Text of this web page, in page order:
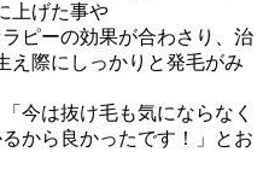
上げた事や
ピーの効果が合わさり、治
え際にしっかりと発毛がみ
今は抜け毛も気にならなく
から良かったです！」とお